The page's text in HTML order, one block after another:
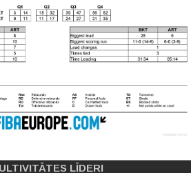
LĪDERI